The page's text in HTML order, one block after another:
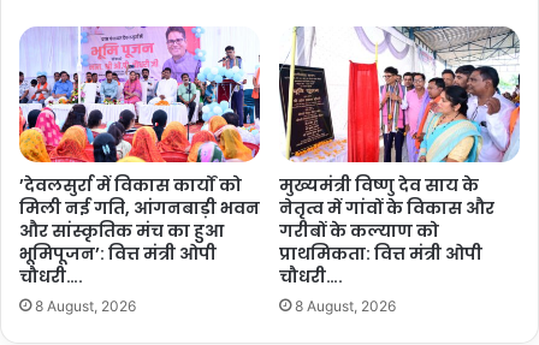
’देवलसुर्रा में विकास कार्यों को
मिली नई गति, आंगनबाड़ी भवन
और सांस्कृतिक मंच का हुआ
भूमिपूजन’: वित्त मंत्री ओपी
चौधरी….
8 August, 2026
मुख्यमंत्री विष्णु देव साय के
नेतृत्व में गांवों के विकास और
गरीबों के कल्याण को
प्राथमिकता: वित्त मंत्री ओपी
चौधरी….
8 August, 2026